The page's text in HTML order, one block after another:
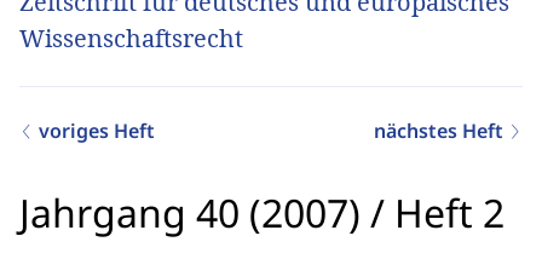
Wissenschaftsrecht
voriges Heft nächstes Heft
Jahrgang 40 (2007) / Heft 2